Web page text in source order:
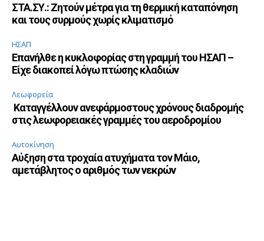
ΣΤΑ.ΣΥ.: Ζητούν μέτρα για τη θερμική καταπόνηση
και τους συρμούς χωρίς κλιματισμό
ΗΣΑΠ
Επανήλθε η κυκλοφορίας στη γραμμή του ΗΣΑΠ –
Είχε διακοπεί λόγω πτώσης κλαδιών
Λεωφορεία
Καταγγέλλουν ανεφάρμοστους χρόνους διαδρομής
στις λεωφορειακές γραμμές του αεροδρομίου
Αυτοκίνηση
Αύξηση στα τροχαία ατυχήματα τον Μάιο,
αμετάβλητος ο αριθμός των νεκρών